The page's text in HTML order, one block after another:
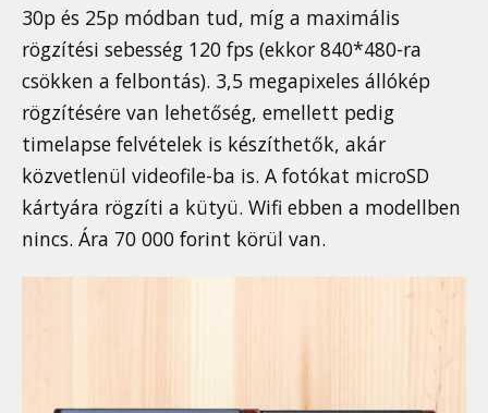
30p és 25p módban tud, míg a maximális
rögzítési sebesség 120 fps (ekkor 840*480-ra
csökken a felbontás). 3,5 megapixeles állókép
rögzítésére van lehetőség, emellett pedig
timelapse felvételek is készíthetők, akár
közvetlenül videofile-ba is. A fotókat microSD
kártyára rögzíti a kütyü. Wifi ebben a modellben
nincs. Ára 70 000 forint körül van.